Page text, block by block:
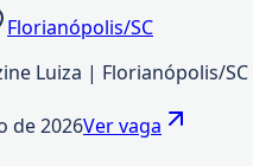
Florianópolis/SC
Luiza | Florianópolis/
de 2026Ver vaga